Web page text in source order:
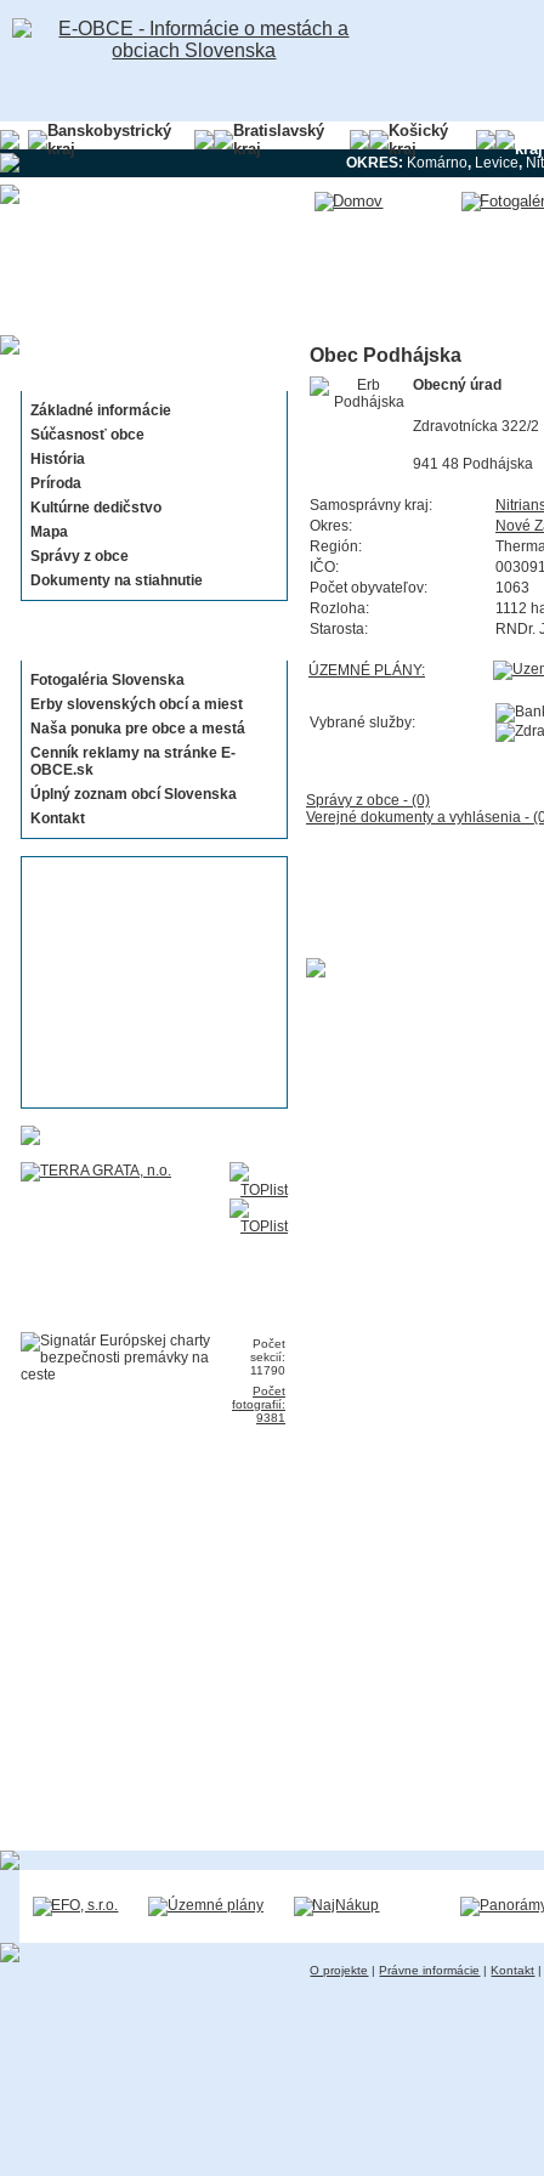
Banskobystrický
kraj
Bratislavský
kraj
Košický
kraj
kraj
OKRES: Komárno, Levice,
Základné informácie
Súčasnosť obce
História
Príroda
Kultúrne dedičstvo
Mapa
Správy z obce
Dokumenty na stiahnutie
Fotogaléria Slovenska
Erby slovenských obcí a miest
Naša ponuka pre obce a mestá
Cenník reklamy na stránke E-
OBCE.sk
Úplný zoznam obcí Slovenska
Kontakt
Počet
sekcií:
11790
Počet
fotografií:
9381
Obec Podhájska
Obecný úrad
Zdravotnícka 322/2
941 48 Podhájska
Samosprávny kraj:
Okres:
Nové
Región:
IČO:
Počet obyvateľov:
1063
Rozloha:
1112
Starosta:
RNDr.
ÚZEMNÉ PLÁNY:
Vybrané služby:
Správy z obce - (0)
Verejné dokumenty a vyhlásenia -
O projekte |Právne informácie |Kontakt